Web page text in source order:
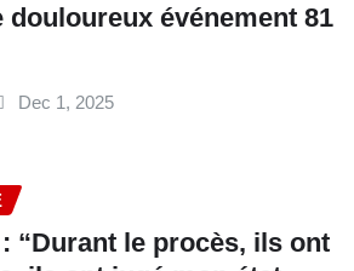
douloureux événement 81
Dec 1, 2025
“Durant le procès, ils ont